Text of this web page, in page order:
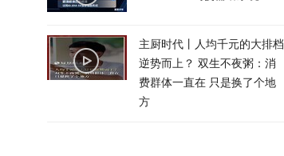
主厨时代丨人均千元的大排档
逆势而上？ 双生不夜粥：消
费群体一直在 只是换了个地
方